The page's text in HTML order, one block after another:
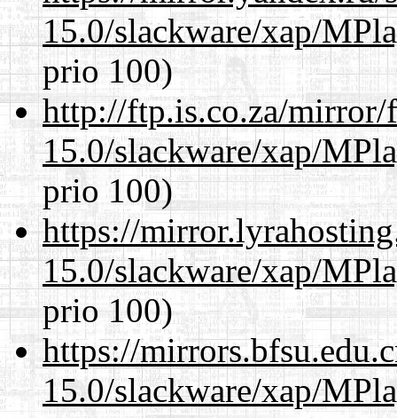
15.0/slackware/xap/
prio 100)
http://ftp.is.co.za/mirror/
15.0/slackware/xap/
prio 100)
https://
15.0/slackware/xap/
prio 100)
https://
15.0/slackware/xap/